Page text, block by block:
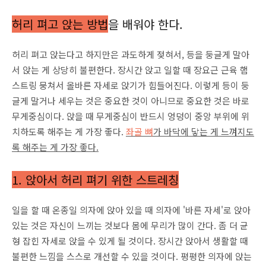
허리 펴고 앉는 방법을 배워야 한다.
허리 펴고 앉는다고 하지만은 과도하게 젖혀서, 등을 둥글게 말아
서 앉는 게 상당히 불편한다. 장시간 앉고 일할 때 장요근 근육 햄
스트링 뭉쳐서 올바른 자세로 앉기가 힘들어진다. 이렇게 등이 둥
글게 말거나 세우는 것은 중요한 것이 아니므로 중요한 것은 바로
무게중심이다. 앉을 때 무게중심이 반드시 엉덩이 중앙 부위에 위
치하도록 해주는 게 가장 좋다. 좌골 뼈가 바닥에 닿는 게 느껴지도
록 해주는 게 가장 좋다.
1. 앉아서 허리 펴기 위한 스트레칭
일을 할 때 온종일 의자에 앉아 있을 때 의자에 '바른 자세'로 앉아
있는 것은 자신이 느끼는 것보다 몸에 무리가 많이 간다. 좀 더 균
형 잡힌 자세로 앉을 수 있게 될 것이다. 장시간 앉아서 생활할 때
불편한 느낌을 스스로 개선할 수 있을 것이다. 평평한 의자에 앉는